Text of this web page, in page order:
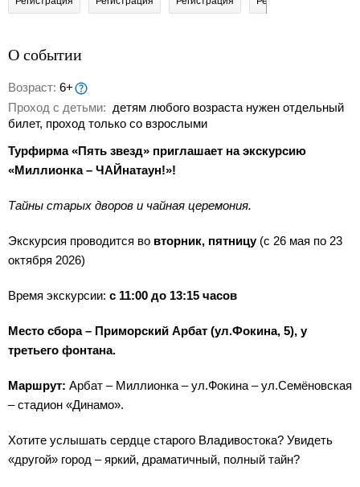
О событии
Возраст: 6+
Проход с детьми: детям любого возраста нужен отдельный
билет, проход только со взрослыми
Турфирма «Пять звезд» приглашает на экскурсию
«Миллионка – ЧАЙнатаун!»!
Тайны старых дворов и чайная церемония.
Экскурсия проводится во вторник, пятницу(с 26 мая по 23
октября 2026)
Время экскурсии: с 11:00 до 13:15 часов
Место сбора – Приморский Арбат (ул.Фокина, 5), у
третьего фонтана.
Маршрут: Арбат – Миллионка – ул.Фокина – ул.Семёновская
– стадион «Динамо».
Хотите услышать сердце старого Владивостока? Увидеть
«другой» город – яркий, драматичный, полный тайн?